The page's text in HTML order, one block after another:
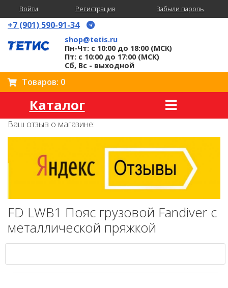
Войти Регистрация Забыли пароль
+7 (901) 590-91-34
shop@tetis.ru
Пн-Чт: с 10:00 до 18:00 (МСК)
Пт: с 10:00 до 17:00 (МСК)
Сб, Вс - выходной
Товаров: 0
Каталог
Ваш отзыв о магазине:
FD LWB1 Пояс грузовой Fandiver с
металлической пряжкой